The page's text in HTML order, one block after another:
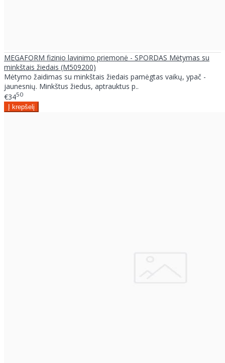
MEGAFORM fizinio lavinimo priemonė - SPORDAS Mėtymas su
minkštais žiedais (M509200)
Mėtymo žaidimas su minkštais žiedais pamėgtas vaikų, ypač -
jaunesnių. Minkštus žiedus, aptrauktus p..
€3450